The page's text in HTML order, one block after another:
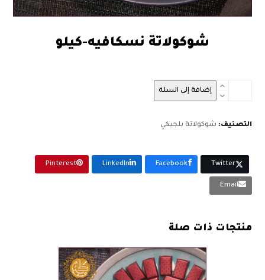
شوكولاتة نسكافيه-كيلو
شوكولاتة
كيلو
إضافة إلى السلة
التصنيف: شوكولاتة بلجيكي
Twitter
Facebook
LinkedIn
Pinterest
Email
منتجات ذات صلة